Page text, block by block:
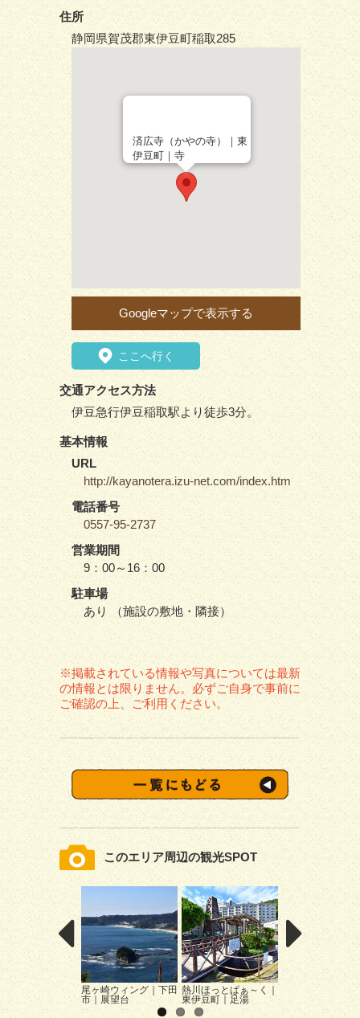
住所
静岡県賀茂郡東伊豆町稲取285
済広寺（かやの寺）｜東
伊豆町｜寺
Googleマップで表示する
ここへ行く
交通アクセス方法
伊豆急行伊豆稲取駅より徒歩3分。
基本情報
URL
http://kayanotera.izu-net.com/index.htm
電話番号
0557-95-2737
営業期間
9：00～16：00
駐車場
あり （施設の敷地・隣接）
※掲載されている情報や写真については最新
の情報とは限りません。必ずご自身で事前に
ご確認の上、ご利用ください。
このエリア周辺の観光SPOT
尾ヶ崎ウィング｜下田
市｜展望台
熱川ほっとぱぁ～く｜
東伊豆町｜足湯
天城ホースビレ
河津町｜乗馬